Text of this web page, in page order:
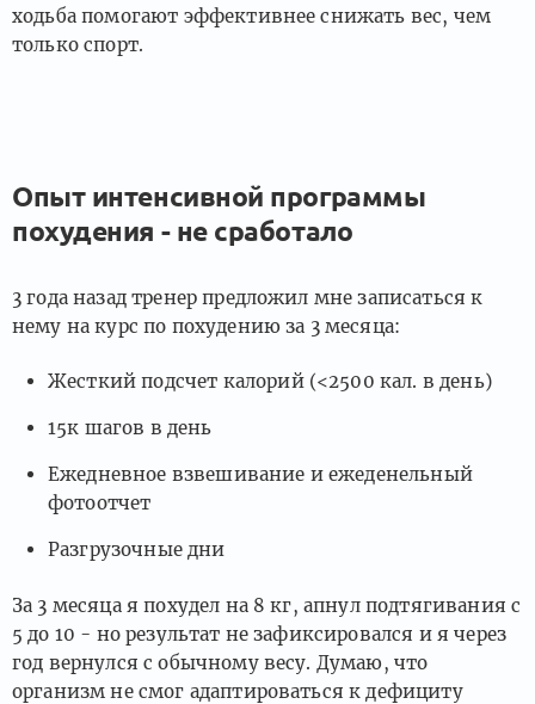
ходьба помогают эффективнее снижать вес, чем
только спорт.
Опыт интенсивной программы
похудения - не сработало
3 года назад тренер предложил мне записаться к
нему на курс по похудению за 3 месяца:
Жесткий подсчет калорий (<2500 кал. в день)
15к шагов в день
Ежедневное взвешивание и ежеденельный
фотоотчет
Разгрузочные дни
За 3 месяца я похудел на 8 кг, апнул подтягивания с
5 до 10 - но результат не зафиксировался и я через
год вернулся с обычному весу. Думаю, что
организм не смог адаптироваться к дефициту